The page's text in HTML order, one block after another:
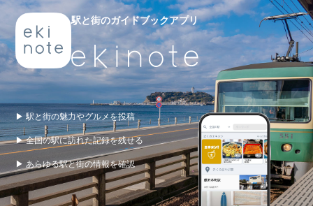
駅と街のガイドブックアプリ
▶ 駅と街の魅力やグルメを投稿
▶ 全国の駅に訪れた記録を残せる
▶ あらゆる駅と街の情報を確認